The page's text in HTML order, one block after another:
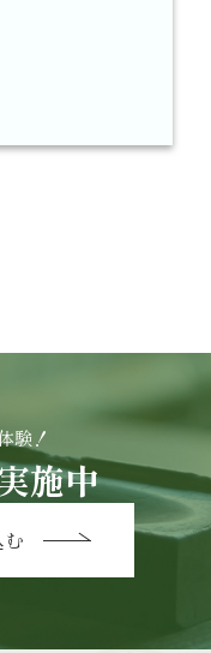
験！
施中